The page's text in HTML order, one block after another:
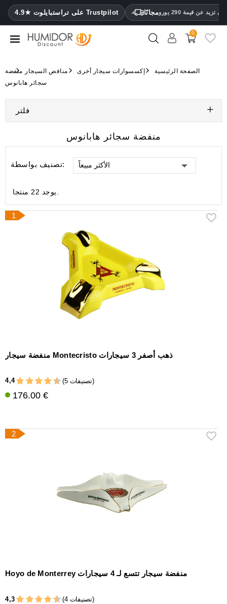
4.9★ على تراستبايلوت Trustpilot مجانًا عن قيمة 290 يورو CATEGORY
مرطب
ترطيب
محافظ
سيجار
سيجار
مرطبات
رطوبة
0
الصفحة الرئيسية إكسسوارات سيجار أخرى منافض السيجار منفضة
سجائر هابانوس
فلتر
منفضة سجائر هابانوس
تصنيف بواسطة: الأكثر مبيعاً
1
منفضة سيجار Montecristo ذهب أصفر 3 سيجارات
4,4 (5 تصنيفات)
176.00 €
2
Hoyo de Monterrey منفضة سيجار تتسع لـ 4 سيجارات
4,3 (4 تصنيفات)